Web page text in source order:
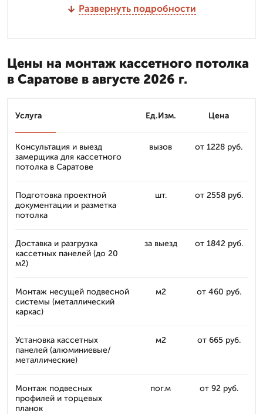
Развернуть подробности
Цены на монтаж кассетного потолка
в Саратове в августе 2026 г.
Услуга Ед.Изм. Цена
Консультация и выезд
замерщика для кассетного
потолка в Саратове
вызов от 1228 руб.
Подготовка проектной
документации и разметка
потолка
шт. от 2558 руб.
Доставка и разгрузка
кассетных панелей (до 20
м2)
за выезд от 1842 руб.
Монтаж несущей подвесной
системы (металлический
каркас)
м2 от 460 руб.
Установка кассетных
панелей (алюминиевые/
металлические)
м2 от 665 руб.
Монтаж подвесных
профилей и торцевых
планок
пог.м от 92 руб.